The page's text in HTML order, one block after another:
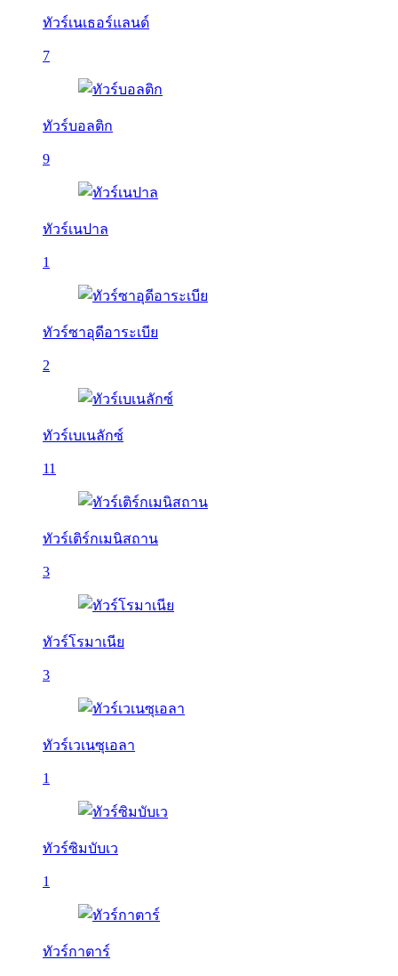
ทัวร์เนเธอร์แลนด์
7
ทัวร์บอลติก
9
ทัวร์เนปาล
1
ทัวร์ซาอุดีอาระเบีย
2
ทัวร์เบเนลักซ์
11
ทัวร์เติร์กเมนิสถาน
3
ทัวร์โรมาเนีย
3
ทัวร์เวเนซุเอลา
1
ทัวร์ซิมบับเว
1
ทัวร์กาตาร์